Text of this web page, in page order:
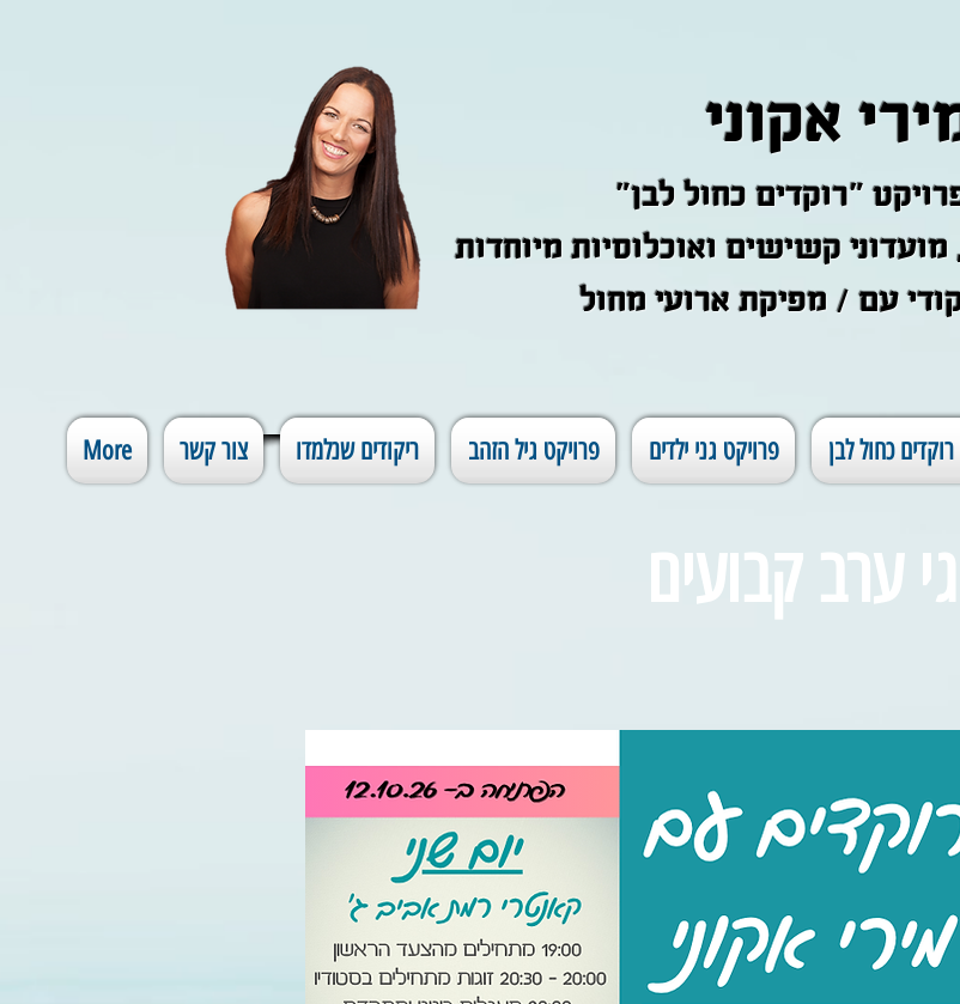
אקוני
מועדוני קשישים ואוכלוסיות מיוחדות
עם / מפיקת ארועי מחול
ערב קבועים
כחול לבן פרויקט גני ילדים פרויקט גיל הזהב ריקודים שנלמדו צור קשר More